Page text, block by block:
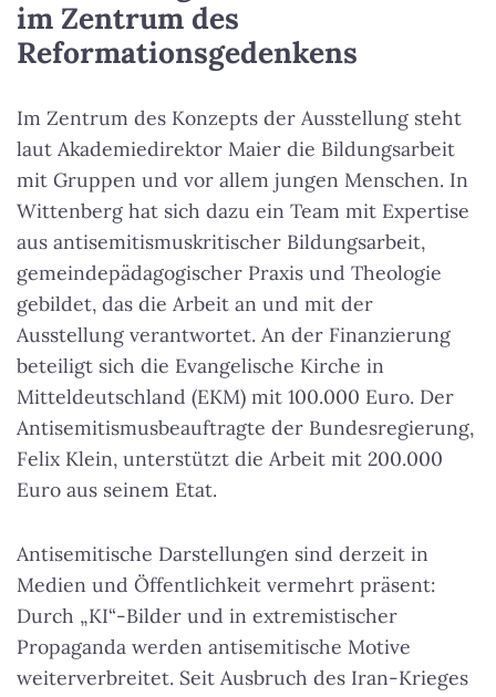
im Zentrum des
Reformationsgedenkens
Im Zentrum des Konzepts der Ausstellung steht
laut Akademiedirektor Maier die Bildungsarbeit
mit Gruppen und vor allem jungen Menschen. In
Wittenberg hat sich dazu ein Team mit Expertise
aus antisemitismuskritischer Bildungsarbeit,
gemeindepädagogischer Praxis und Theologie
gebildet, das die Arbeit an und mit der
Ausstellung verantwortet. An der Finanzierung
beteiligt sich die Evangelische Kirche in
Mitteldeutschland (EKM) mit 100.000 Euro. Der
Antisemitismusbeauftragte der Bundesregierung,
Felix Klein, unterstützt die Arbeit mit 200.000
Euro aus seinem Etat.
Antisemitische Darstellungen sind derzeit in
Medien und Öffentlichkeit vermehrt präsent:
Durch „KI“-Bilder und in extremistischer
Propaganda werden antisemitische Motive
weiterverbreitet. Seit Ausbruch des Iran-Krieges